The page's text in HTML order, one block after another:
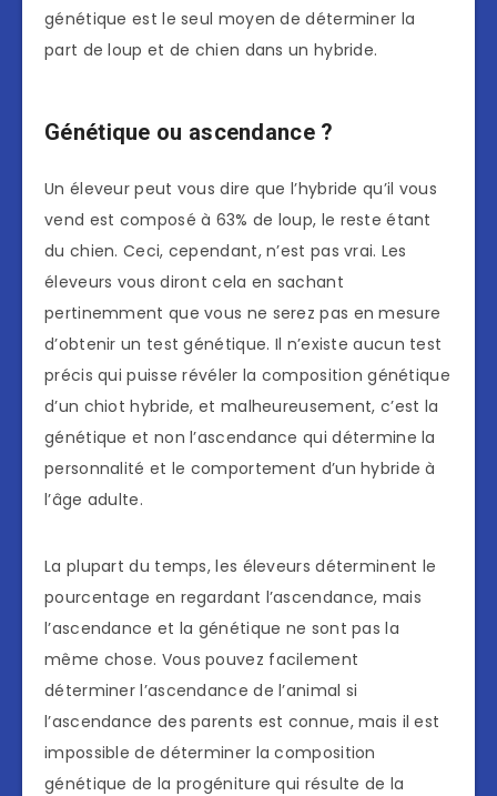
génétique est le seul moyen de déterminer la
part de loup et de chien dans un hybride.
Génétique ou ascendance ?
Un éleveur peut vous dire que l’hybride qu’il vous
vend est composé à 63% de loup, le reste étant
du chien. Ceci, cependant, n’est pas vrai. Les
éleveurs vous diront cela en sachant
pertinemment que vous ne serez pas en mesure
d’obtenir un test génétique. Il n’existe aucun test
précis qui puisse révéler la composition génétique
d’un chiot hybride, et malheureusement, c’est la
génétique et non l’ascendance qui détermine la
personnalité et le comportement d’un hybride à
l’âge adulte.
La plupart du temps, les éleveurs déterminent le
pourcentage en regardant l’ascendance, mais
l’ascendance et la génétique ne sont pas la
même chose. Vous pouvez facilement
déterminer l’ascendance de l’animal si
l’ascendance des parents est connue, mais il est
impossible de déterminer la composition
génétique de la progéniture qui résulte de la